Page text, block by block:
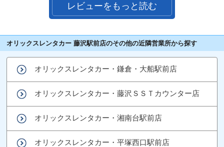
レビューをもっと読む
オリックスレンタカー 藤沢駅前店のその他の近隣営業所から探す
オリックスレンタカー・鎌倉・大船駅前店
オリックスレンタカー・藤沢ＳＳＴカウンター店
オリックスレンタカー・湘南台駅前店
オリックスレンタカー・平塚西口駅前店